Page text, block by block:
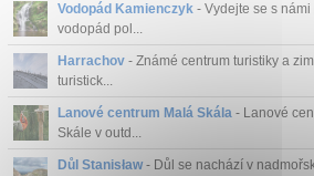
Vodopád Kamienczyk - Vydejte se s
vodopád pol...
Harrachov - Známé centrum turistiky a
turistick...
Lanové centrum Malá Skála - Lanové
Skále v outd...
Důl Stanisław - Důl se nachází v